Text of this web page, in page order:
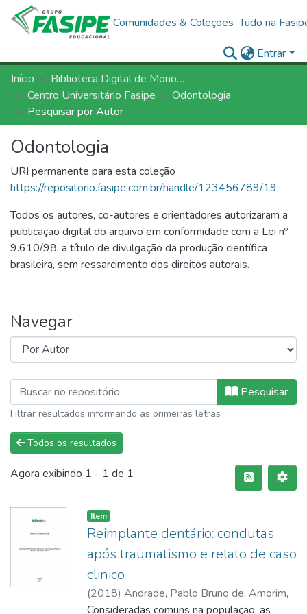
Comunidades & Coleções Tudo na
Entrar
Início
Biblioteca Digital de Monografias - BDM/FASIPE
Centro Universitário Fasipe
Odontologia
Pesquisar por Autor
Odontologia
URI permanente para esta coleção
https://repositorio.fasipe.com.br/handle/123456789/19
Todos os autores, co-autores e orientadores autorizaram a
publicação digital do arquivo em conformidade com a Lei nº
9.610/98, a título de divulgação da produção científica
brasileira, sem ressarcimento dos direitos autorais.
Navegar
Pesquisar
Filtrar resultados informando as primeiras letras
Todos os resultados
Agora exibindo 1 - 1 de 1
Item
Reimplante dentário: condutas
após traumatismo e relato de caso
clinico
(2018) Andrade, Pablo Bruno de; Amorim,
Isadora G. Tabacchi
Consideradas comuns na população, as